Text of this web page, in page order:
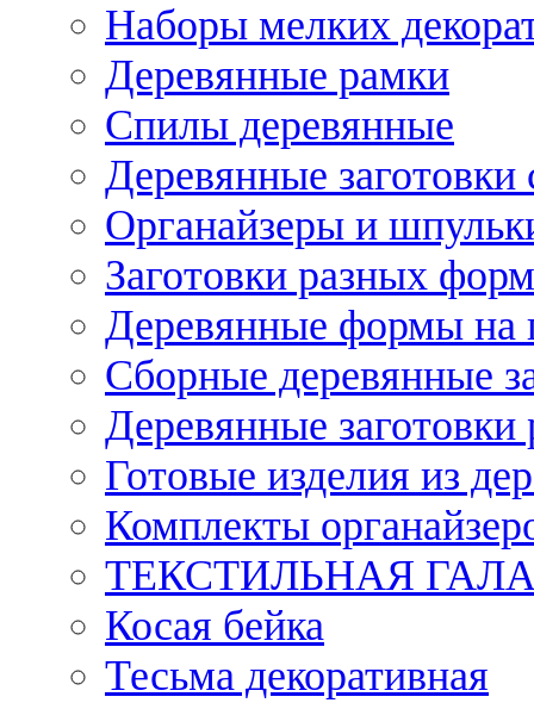
Наборы мелких
Деревянные рамки
Спилы деревянные
Деревянные заготовки
Органайзеры и
Заготовки разных
Деревянные формы на
Сборные деревянные
Деревянные заготовки
Готовые изделия из
Комплекты
ТЕКСТИЛЬНАЯ
Косая бейка
Тесьма декоративная